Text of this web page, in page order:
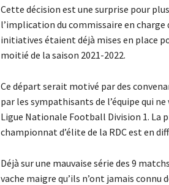
Cette décision est une surprise pour
l’implication du commissaire en charge
initiatives étaient déjà mises en place
moitié de la saison 2021-2022.
Ce départ serait motivé par des
par les sympathisants de l’équipe qui
Ligue Nationale Football Division 1. La
championnat d’élite de la RDC est en
Déjà sur une mauvaise série des 9
vache maigre qu’ils n’ont jamais